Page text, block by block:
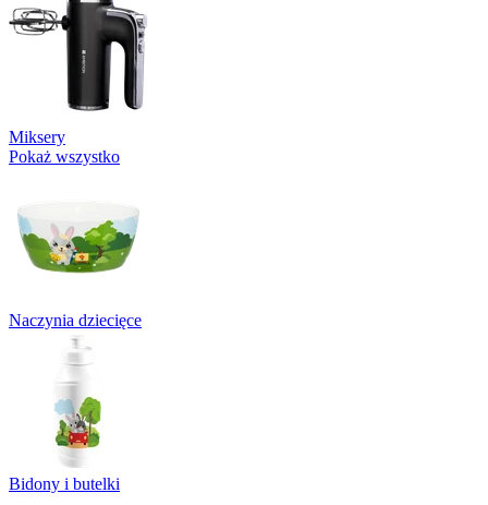
Miksery
Pokaż wszystko
Naczynia dziecięce
Bidony i butelki